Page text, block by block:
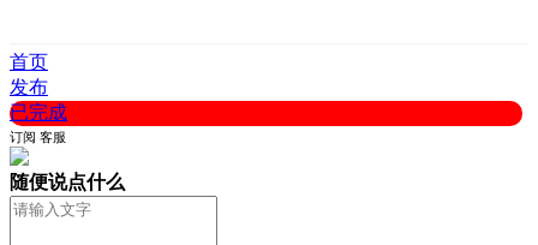
首页
发布
已完成
订阅 客服
随便说点什么